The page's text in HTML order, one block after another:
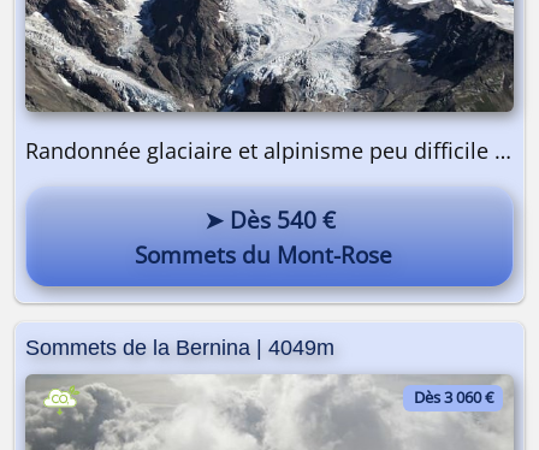
Randonnée glaciaire et alpinisme peu difficile | 2 jours
➤ Dès 540 €
Sommets du Mont-Rose
Sommets de la Bernina | 4049m
Dès 3 060 €